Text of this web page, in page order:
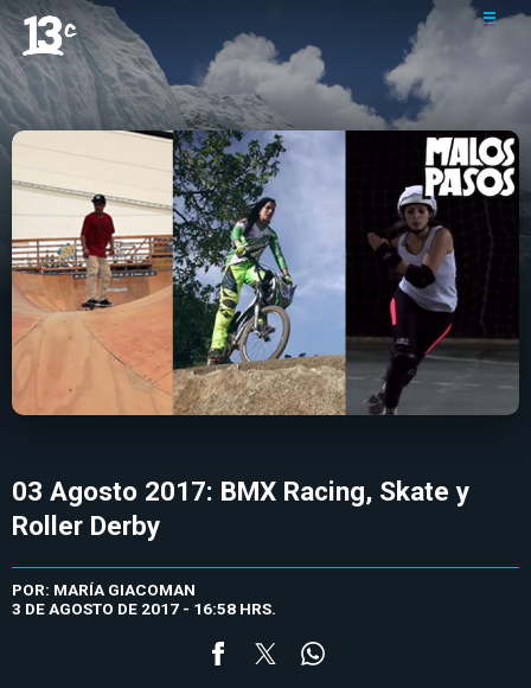
03 Agosto 2017: BMX Racing, Skate y
Roller Derby
POR: MARÍA GIACOMAN
3 DE AGOSTO DE 2017 - 16:58 HRS.